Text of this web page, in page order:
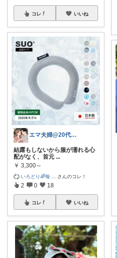
コレ いいね
エマ夫婦@20代共働き
結露もしないから服が濡れる心
配がなく、首元 ...
￥ 3,300～
いろどり🌈毎 さんのコレ！
2 0 18
コレ いいね